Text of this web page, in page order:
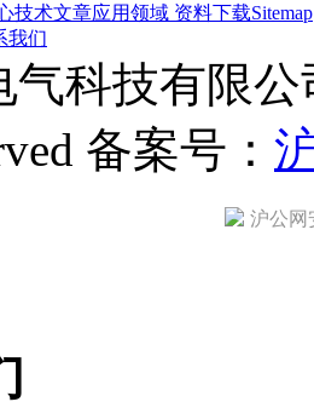
技术文章应用领域 资料下载Sitemap
我们
气科技有限
备案号：
沪公网